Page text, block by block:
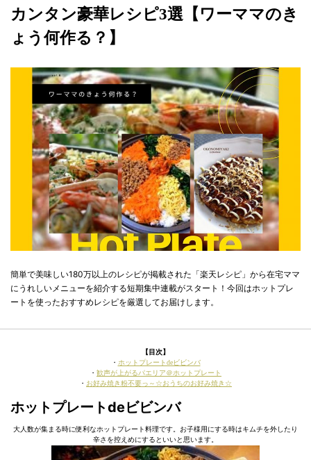
カンタン豪華レシピ3選【ワーママのき
ょう何作る？】
簡単で美味しい180万以上のレシピが掲載された「楽天レシピ」から在宅ママ
にうれしいメニューを紹介する短期集中連載がスタート！今回はホットプレ
ートを使ったおすすめレシピを厳選してお届けします。
【目次】
・ ホットプレートdeビビンバ
・ 歓声が上がるパエリア＠ホットプレート
・ お好み焼き粉不要っ～☆おうちのお好み焼き☆
ホットプレートdeビビンバ
大人数が集まる時に便利なホットプレート料理です。お子様用にする時はキムチを外したり
辛さを控えめにするといいと思います。